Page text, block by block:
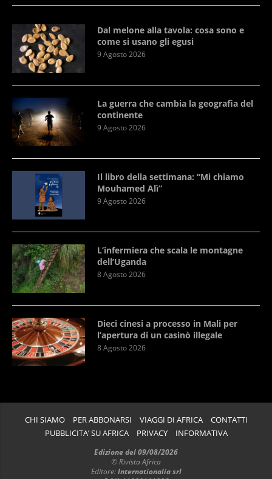
Dal melone alla tavola: cosa sono e
come si usano gli egusi
9 Agosto 2026
La guerra che cambia la geografia del
continente
9 Agosto 2026
Il libro della settimana: “Mi chiamo
Mouhamed Alì”
9 Agosto 2026
L’infermiera che scala le montagne
dell’Uganda
8 Agosto 2026
Dieci cinesi a processo in Mali per
l’apertura di un casinò illegale
8 Agosto 2026
CHI SIAMO PER ABBONARSI VIAGGI DI AFRICA
CONTATTI
PUBBLICITA’ SU AFRICA
PRIVACY
INFORMATIVA
Edizione del 09/08/2026
© Rivista Africa
Editore:Internationalia srl